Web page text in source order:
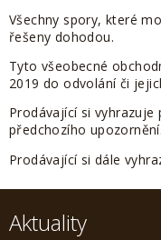
Všechny spory, které
řešeny dohodou.
Tyto všeobecné
2019 do odvolání či
Prodávající si
předchozího upozornění.
Prodávající si dále
Aktuality